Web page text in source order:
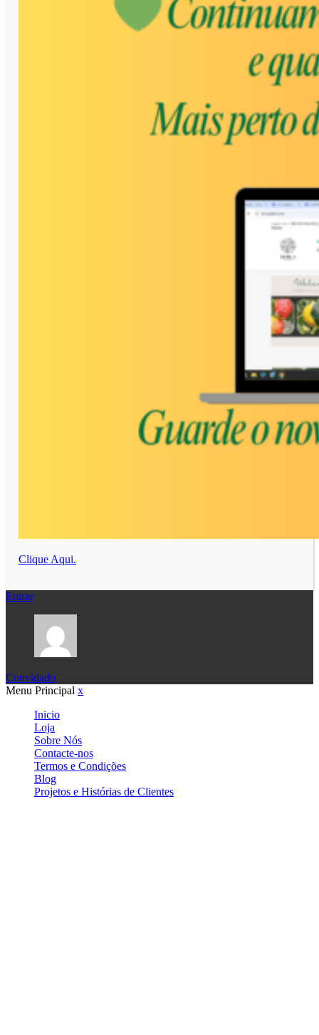
Clique Aqui.
Entrar
Convidado
Menu Principal x
Inicio
Loja
Sobre Nós
Contacte-nos
Termos e Condições
Blog
Projetos e Histórias de Clientes